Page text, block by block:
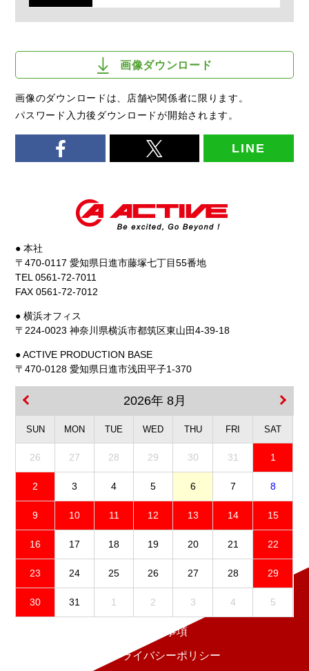
画像ダウンロード
画像のダウンロードは、店舗や関係者に限ります。
パスワード入力後ダウンロードが開始されます。
LINE
● 本社
〒470-0117 愛知県日進市藤塚七丁目55番地
TEL 0561-72-7011
FAX 0561-72-7012
● 横浜オフィス
〒224-0023 神奈川県横浜市都筑区東山田4-39-18
● ACTIVE PRODUCTION BASE
〒470-0128 愛知県日進市浅田平子1-370
2026年 8月
SUN MON TUE WED THU FRI SAT
26 27 28 29 30 31 1
2 3 4 5 6 7 8
9 10 11 12 13 14 15
16 17 18 19 20 21 22
23 24 25 26 27 28 29
30 31 1 2 3 4 5
免責事項
プライバシーポリシー